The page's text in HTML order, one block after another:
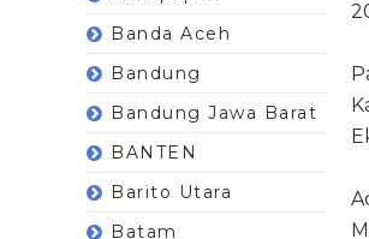
Banda Aceh
Bandung
Bandung Jawa Barat
BANTEN
Barito Utara
Batam